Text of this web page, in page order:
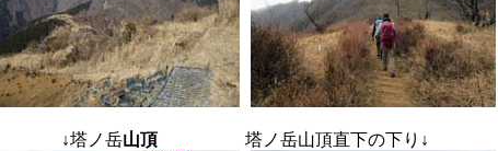
↓塔ノ岳山頂 塔ノ岳山頂直下の下り ↓